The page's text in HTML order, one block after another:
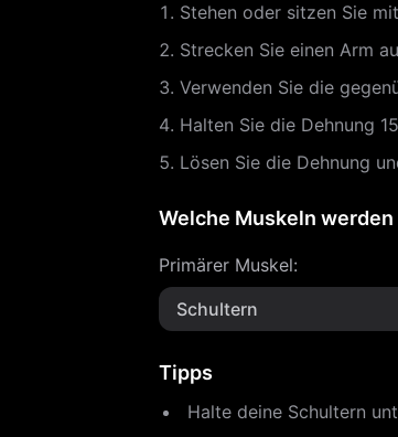
Stehen oder sitzen Sie
Strecken Sie einen Arm
Verwenden Sie die
Halten Sie die Dehnung
Lösen Sie die Dehnung
Welche Muskeln
Primärer Muskel:
Schultern
Tipps
Halte deine Schultern